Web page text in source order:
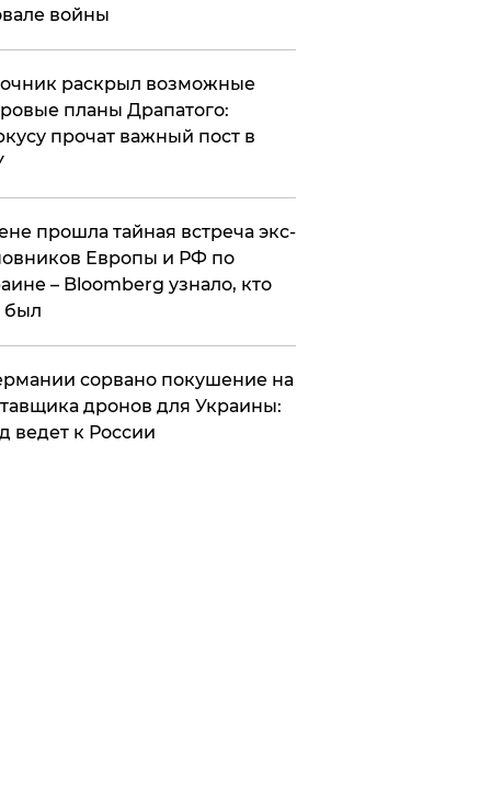
войны
раскрыл возможные
планы Драпатого:
прочат важный пост в
прошла тайная встреча экс-
Европы и РФ по
– Bloomberg узнало, кто
был
сорвано покушение на
дронов для Украины:
ведет к России